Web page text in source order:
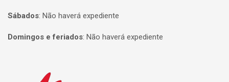
Sábados: Não haverá expediente
Domingos e feriados: Não haverá expediente